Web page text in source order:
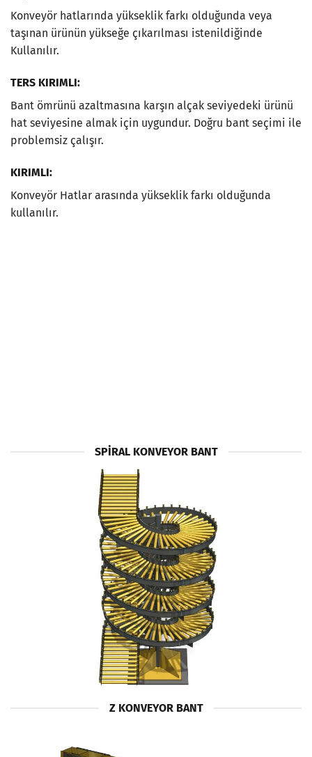
Konveyör hatlarında yükseklik farkı olduğunda veya
taşınan ürünün yükseğe çıkarılması istenildiğinde
Kullanılır.
TERS KIRIMLI:
Bant ömrünü azaltmasına karşın alçak seviyedeki ürünü
hat seviyesine almak için uygundur. Doğru bant seçimi ile
problemsiz çalışır.
KIRIMLI:
Konveyör Hatlar arasında yükseklik farkı olduğunda
kullanılır.
SPİRAL KONVEYOR BANT
Z KONVEYOR BANT